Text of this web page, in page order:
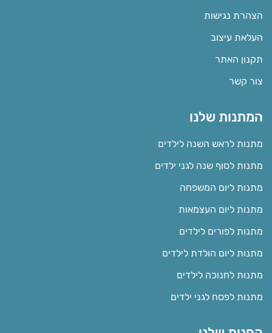
הצהרת נגישות
העלאת עיצוב
תקנון האתר
צור קשר
המתנות שלנו
מתנות לראש השנה לילדים
מתנות לסוף שנה לגני ילדים
מתנות ליום המשפחה
מתנות ליום העצמאות
מתנות לפורים לילדים
מתנות ליום הולדת לילדים
מתנות לחנוכה לילדים
מתנות לפסח לגני ילדים